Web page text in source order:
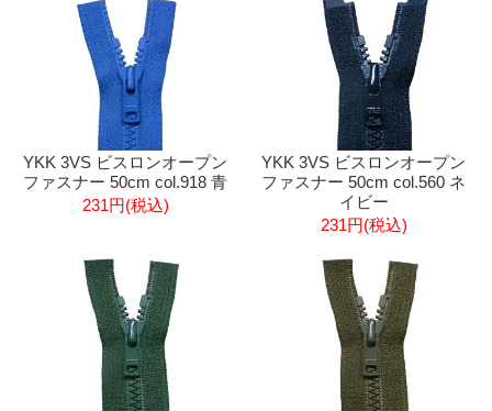
YKK 3VS ビスロンオープン
ファスナー 50cm col.918 青
231円(税込)
YKK 3VS ビスロンオープン
ファスナー 50cm col.560 ネ
イビー
231円(税込)